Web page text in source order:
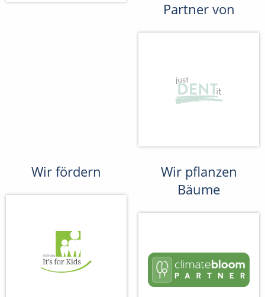
Partner von
Wir fördern
Wir pflanzen
Bäume